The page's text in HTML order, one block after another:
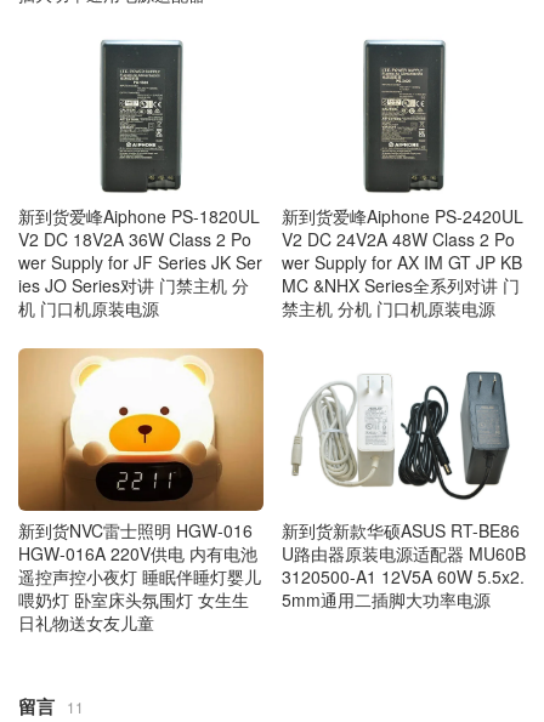
新到货爱峰Aiphone PS-1820UL
V2 DC 18V2A 36W Class 2 Po
wer Supply for JF Series JK Ser
ies JO Series对讲 门禁主机 分
机 门口机原装电源
新到货爱峰Aiphone PS-2420UL
V2 DC 24V2A 48W Class 2 Po
wer Supply for AX IM GT JP KB
MC &NHX Series全系列对讲 门
禁主机 分机 门口机原装电源
新到货NVC雷士照明 HGW‑016
HGW‑016A 220V供电 内有电池
遥控声控小夜灯 睡眠伴睡灯婴儿
喂奶灯 卧室床头氛围灯 女生生
日礼物送女友儿童
新到货新款华硕ASUS RT-BE86
U路由器原装电源适配器 MU60B
3120500-A1 12V5A 60W 5.5x2.
5mm通用二插脚大功率电源
留言 11